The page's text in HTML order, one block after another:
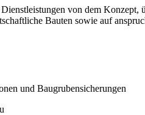
von dem
Bauten sowie auf
und Baugrubensicherungen